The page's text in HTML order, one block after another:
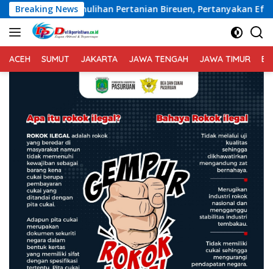
Langsung
ke
konten
Breaking NewsPertanian Bireuen, Pertanyakan Efektivitas Kinerja
ACEH SUMUT JAKARTA JAWA TENGAH JAWA TIMUR